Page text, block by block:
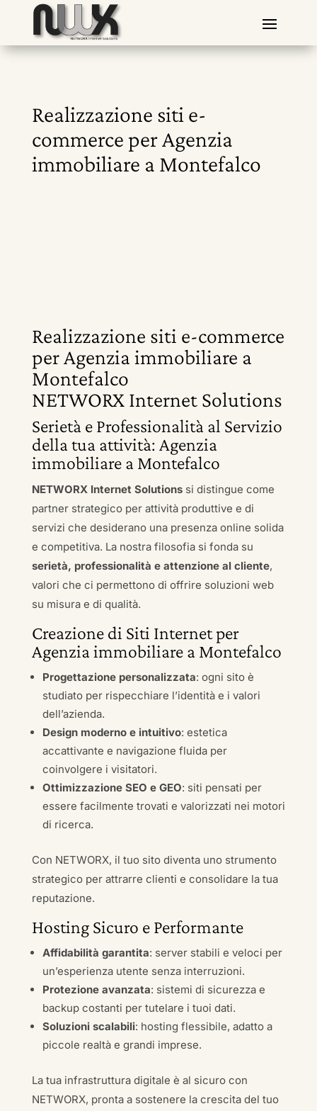
Realizzazione siti e-
commerce per Agenzia
immobiliare a Montefalco
Realizzazione siti e-commerce
per Agenzia immobiliare a
Montefalco
NETWORX Internet Solutions
Serietà e Professionalità al Servizio
della tua attività: Agenzia
immobiliare a Montefalco
NETWORX Internet Solutionssi distingue come
partner strategico per attività produttive e di
servizi che desiderano una presenza online solida
e competitiva. La nostra filosofia si fonda su
serietà, professionalità e attenzione al cliente,
valori che ci permettono di offrire soluzioni web
su misura e di qualità.
Creazione di Siti Internet per
Agenzia immobiliare a Montefalco
Progettazione personalizzata: ogni sito è
studiato per rispecchiare l’identità e i valori
dell’azienda.
Design moderno e intuitivo: estetica
accattivante e navigazione fluida per
coinvolgere i visitatori.
Ottimizzazione SEO e GEO: siti pensati per
essere facilmente trovati e valorizzati nei motori
di ricerca.
Con NETWORX, il tuo sito diventa uno strumento
strategico per attrarre clienti e consolidare la tua
reputazione.
Hosting Sicuro e Performante
Affidabilità garantita: server stabili e veloci per
un’esperienza utente senza interruzioni.
Protezione avanzata: sistemi di sicurezza e
backup costanti per tutelare i tuoi dati.
Soluzioni scalabili: hosting flessibile, adatto a
piccole realtà e grandi imprese.
La tua infrastruttura digitale è al sicuro con
NETWORX, pronta a sostenere la crescita del tuo